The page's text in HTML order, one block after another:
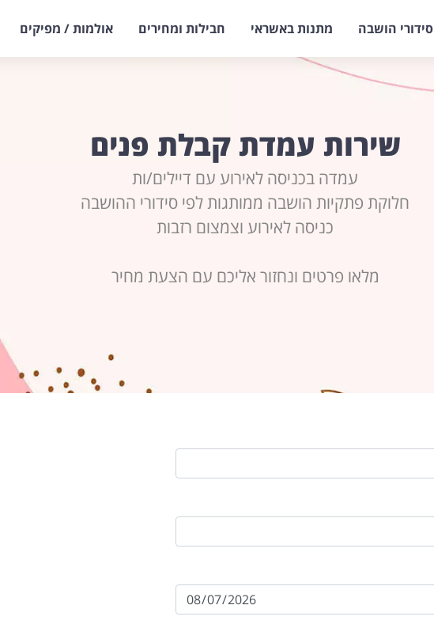
סידורי הושבה מתנות באשראי חבילות ומחירים אולמות / מפיקים
שירות עמדת קבלת פנים
עמדה בכניסה לאירוע עם דיילים/ות
חלוקת פתקיות הושבה ממותגות לפי סידורי ההושבה
כניסה לאירוע וצמצום רזבות
מלאו פרטים ונחזור אליכם עם הצעת מחיר